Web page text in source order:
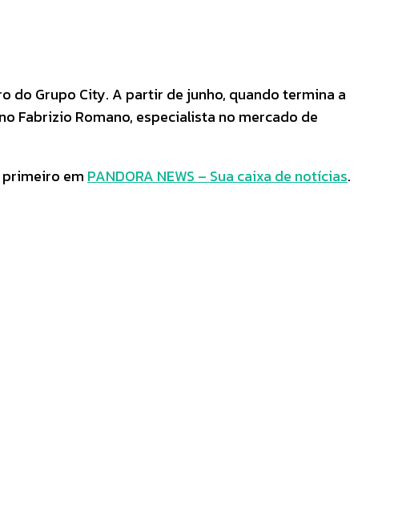
do Grupo City. A partir de junho, quando termina a
Fabrizio Romano, especialista no mercado de
em PANDORA NEWS – Sua caixa de notícias.